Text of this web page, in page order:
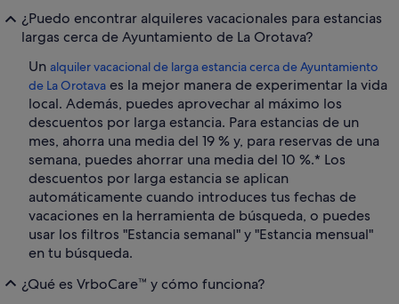
¿Puedo encontrar alquileres vacacionales para estancias
largas cerca de Ayuntamiento de La Orotava?
Un alquiler vacacional de larga estancia cerca de Ayuntamiento
de La Orotava es la mejor manera de experimentar la vida
local. Además, puedes aprovechar al máximo los
descuentos por larga estancia. Para estancias de un
mes, ahorra una media del 19 % y, para reservas de una
semana, puedes ahorrar una media del 10 %.* Los
descuentos por larga estancia se aplican
automáticamente cuando introduces tus fechas de
vacaciones en la herramienta de búsqueda, o puedes
usar los filtros "Estancia semanal" y "Estancia mensual"
en tu búsqueda.
¿Qué es VrboCare™ y cómo funciona?